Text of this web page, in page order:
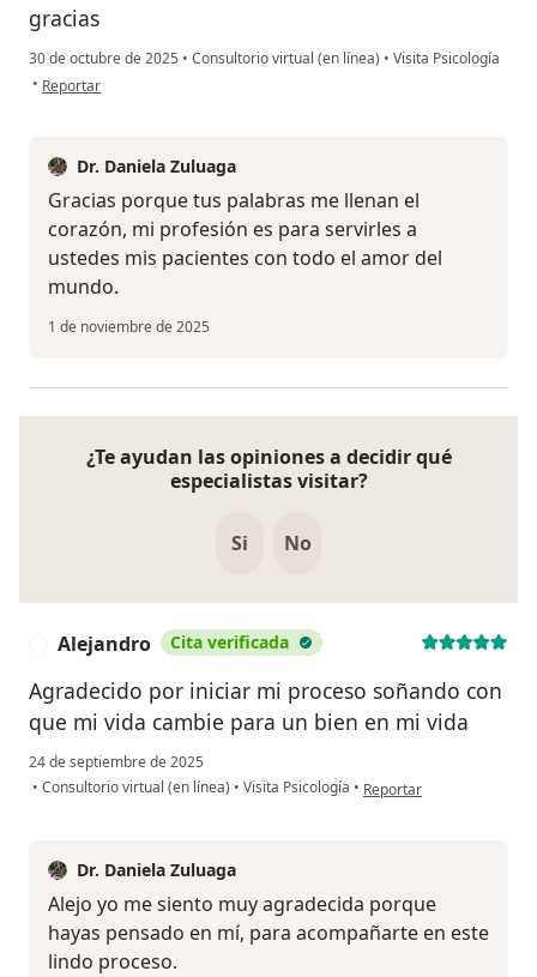
gracias
30 de octubre de 2025 • Consultorio virtual (en línea) • Visita Psicología
• en opinión del usuario A S
Reportar
Dr. Daniela Zuluaga
Gracias porque tus palabras me llenan el
corazón, mi profesión es para servirles a
ustedes mis pacientes con todo el amor del
mundo.
1 de noviembre de 2025
¿Te ayudan las opiniones a decidir qué
especialistas visitar?
Si No
Alejandro Cita verificada
Agradecido por iniciar mi proceso soñando con
que mi vida cambie para un bien en mi vida
24 de septiembre de 2025
• Consultorio virtual (en línea) • Visita Psicología • en opinión del usuario
Reportar
Dr. Daniela Zuluaga
Alejo yo me siento muy agradecida porque
hayas pensado en mí, para acompañarte en este
lindo proceso.